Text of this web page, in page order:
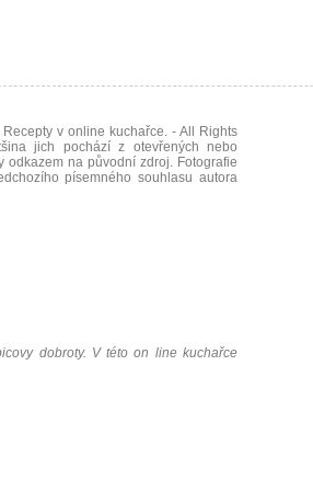
Recepty v online kuchařce. - All Rights
jich pochází z otevřených nebo
odkazem na původní zdroj. Fotografie
písemného souhlasu autora
dobroty. V této on line kuchařce